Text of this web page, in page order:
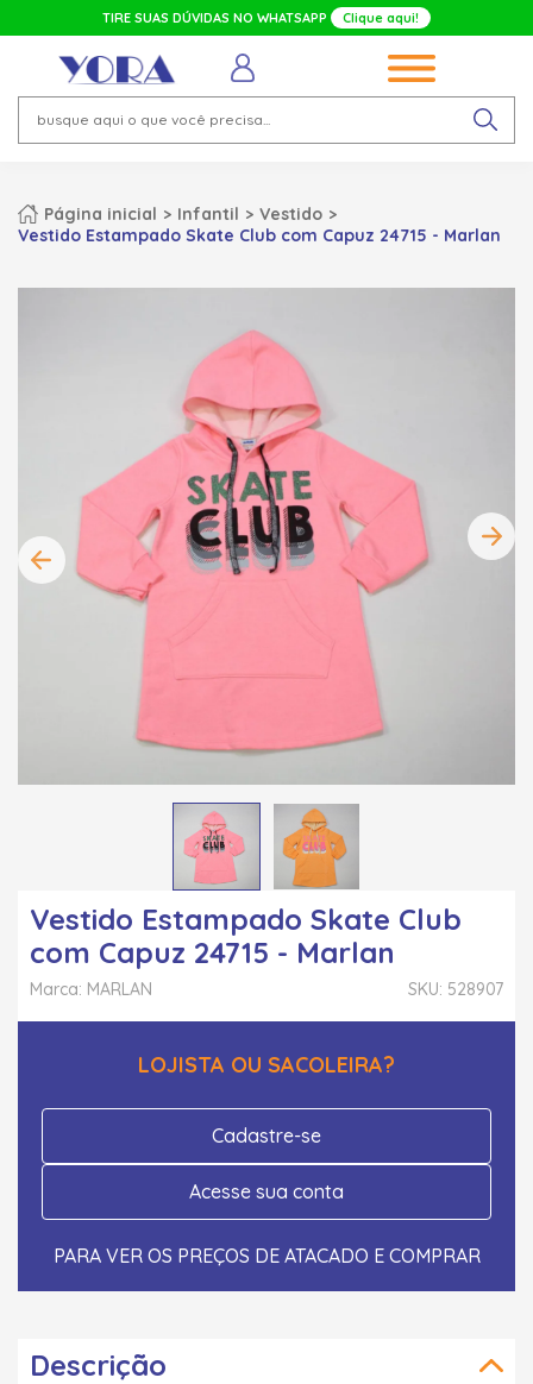
TIRE SUAS DÚVIDAS NO WHATSAPP Clique aqui!
Página inicial Infantil
Vestido
Vestido Estampado Skate Club com Capuz 24715 - Marlan
Vestido Estampado Skate Club
com Capuz 24715 - Marlan
SKU: 528907
Marca: MARLAN
LOJISTA OU SACOLEIRA?
Cadastre-se
Acesse sua conta
PARA VER OS PREÇOS DE ATACADO E COMPRAR
Descrição